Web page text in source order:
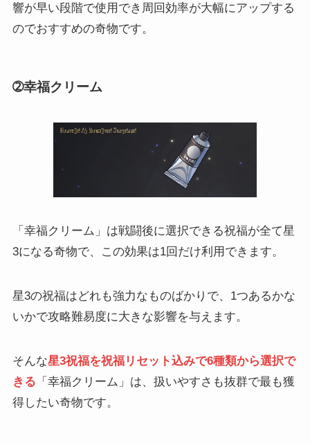
響が早い段階で使用でき周回効率が大幅にアップする
のでおすすめの奇物です。
➁幸福クリーム
「幸福クリーム」は戦闘後に選択できる祝福が全て星
3になる奇物で、この効果は1回だけ利用できます。
星3の祝福はどれも強力なものばかりで、1つあるかな
いかで攻略難易度に大きな影響を与えます。
そんな星3祝福を祝福リセット込みで6種類から選択で
きる 「幸福クリーム」は、扱いやすさも抜群で最も獲
得したい奇物です。